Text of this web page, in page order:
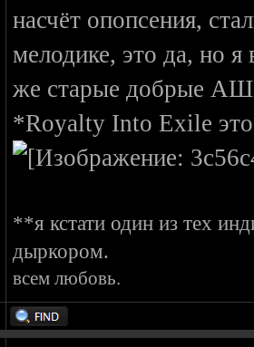
насчёт опопсения,
мелодике, это да, но я
же старые добрые
*Royalty Into Exile
**я кстати один из тех
дыркором.
всем любовь.